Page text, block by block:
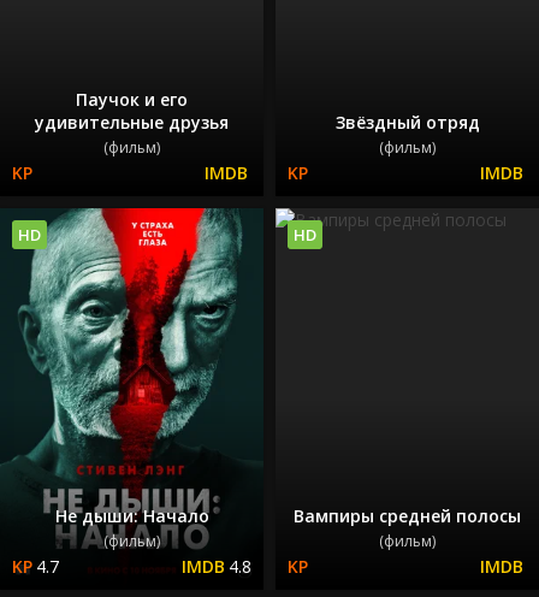
Паучок и его
удивительные друзья
(фильм)
Звёздный отряд
(фильм)
Не дыши: Начало
(фильм)
4.7 4.8
HD
Вампиры средней полосы
(фильм)
HD